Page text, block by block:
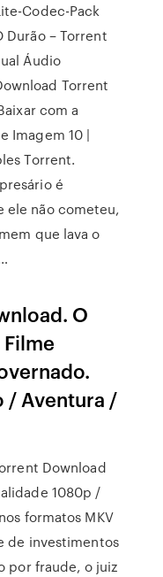
Codec-Pack
Durão – Torrent
Áudio
Torrent
com a
Imagem 10 |
Torrent.
é
ele não cometeu,
que lava o
O
/ Aventura /
Download
1080p /
formatos MKV
de investimentos
por fraude, o juiz